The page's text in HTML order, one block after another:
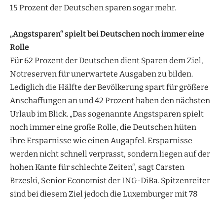
15 Prozent der Deutschen sparen sogar mehr.
„Angstsparen“ spielt bei Deutschen noch immer eine
Rolle
Für 62 Prozent der Deutschen dient Sparen dem Ziel,
Notreserven für unerwartete Ausgaben zu bilden.
Lediglich die Hälfte der Bevölkerung spart für größere
Anschaffungen an und 42 Prozent haben den nächsten
Urlaub im Blick. „Das sogenannte Angstsparen spielt
noch immer eine große Rolle, die Deutschen hüten
ihre Ersparnisse wie einen Augapfel. Ersparnisse
werden nicht schnell verprasst, sondern liegen auf der
hohen Kante für schlechte Zeiten“, sagt Carsten
Brzeski, Senior Economist der ING-DiBa. Spitzenreiter
sind bei diesem Ziel jedoch die Luxemburger mit 78